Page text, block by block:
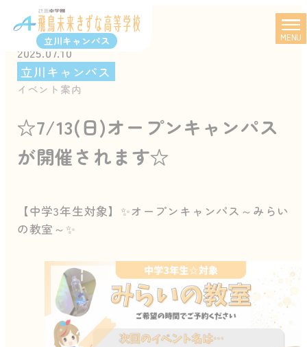
立川キャンパス MENU
☆7/13(日)オープンキャンパス
が開催されます☆
2025.07.10
立川キャンパス
イベント案内
【中学3年生対象】✨オープンキャンパス～みらい
の教室～✨